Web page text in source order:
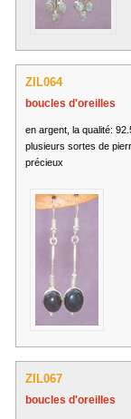
ZIL064
boucles d'oreilles
en argent, la qualité:
plusieurs sortes de
précieux
ZIL067
boucles d'oreilles